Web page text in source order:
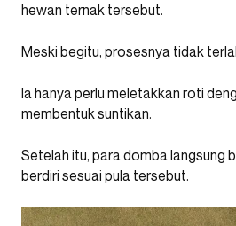
hewan ternak tersebut.
Meski begitu, prosesnya tidak
Ia hanya perlu meletakkan roti
membentuk suntikan.
Setelah itu, para domba langsung
berdiri sesuai pula tersebut.